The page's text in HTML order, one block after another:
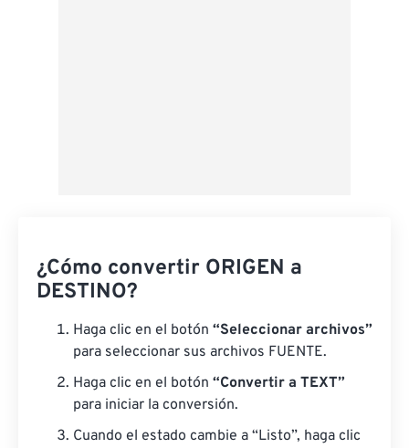
¿Cómo convertir ORIGEN a
DESTINO?
Haga clic en el botón “Seleccionar archivos”
para seleccionar sus archivos FUENTE.
Haga clic en el botón “Convertir a TEXT”
para iniciar la conversión.
Cuando el estado cambie a “Listo”, haga clic